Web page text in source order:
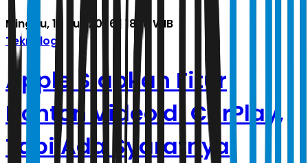
Minggu, 19 Juli 2026 | 18.18 WIB
Teknologi
Apple Siapkan Fitur
Nonton Video di CarPlay,
Tapi Ada Syaratnya